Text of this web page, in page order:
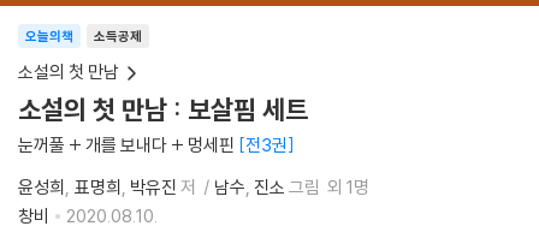
소득공제
오늘의책
소설의 첫 만남
소설의 첫 만남 : 보살핌 세트
눈꺼풀 + 개를 보내다 + 멍세핀 전3권
윤성희 표명희 박유진 저 남수 진소 그림 외 1명
창비
2020.08.10.